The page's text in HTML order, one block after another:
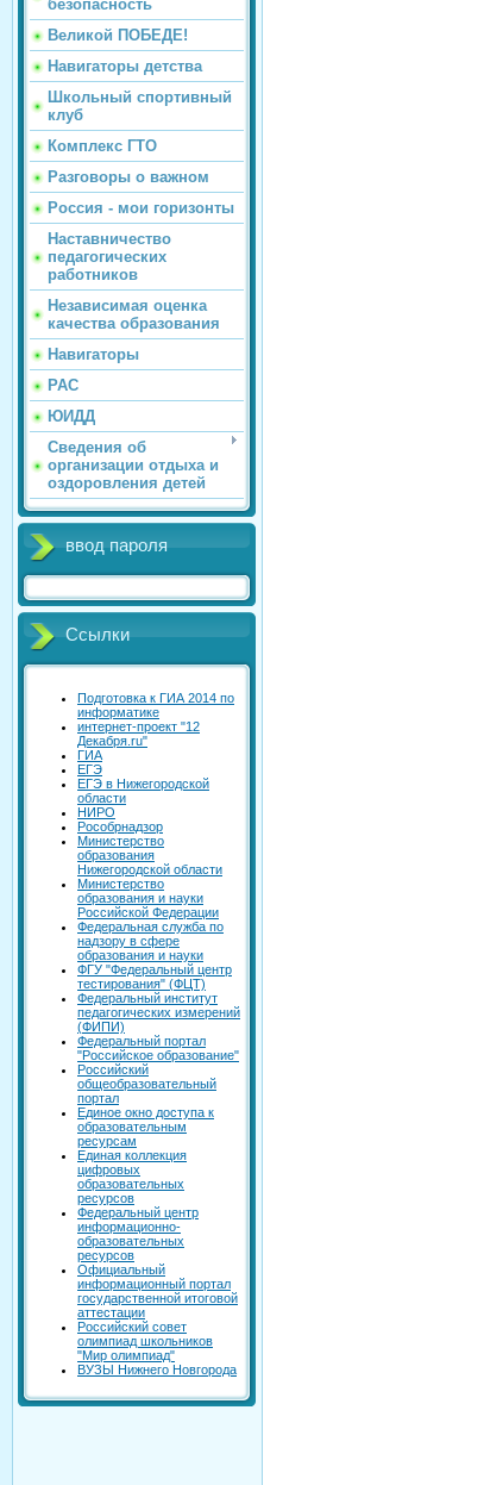
безопасность
Великой ПОБЕДЕ!
Навигаторы детства
Школьный спортивный
клуб
Комплекс ГТО
Разговоры о важном
Россия - мои горизонты
Наставничество
педагогических
работников
Независимая оценка
качества образования
Навигаторы
РАС
ЮИДД
Сведения об
организации отдыха и
оздоровления детей
ввод пароля
Ссылки
Подготовка к ГИА 2014 по
информатике
интернет-проект "12
Декабря.ru"
ГИА
ЕГЭ
ЕГЭ в Нижегородской
области
НИРО
Рособрнадзор
Министерство
образования
Нижегородской области
Министерство
образования и науки
Российской Федерации
Федеральная служба по
надзору в сфере
образования и науки
ФГУ "Федеральный центр
тестирования" (ФЦТ)
Федеральный институт
педагогических измерений
(ФИПИ)
Федеральный портал
"Российское образование"
Российский
общеобразовательный
портал
Единое окно доступа к
образовательным
ресурсам
Единая коллекция
цифровых
образовательных
ресурсов
Федеральный центр
информационно-
образовательных
ресурсов
Официальный
информационный портал
государственной итоговой
аттестации
Российский совет
олимпиад школьников
"Мир олимпиад"
ВУЗЫ Нижнего Новгорода